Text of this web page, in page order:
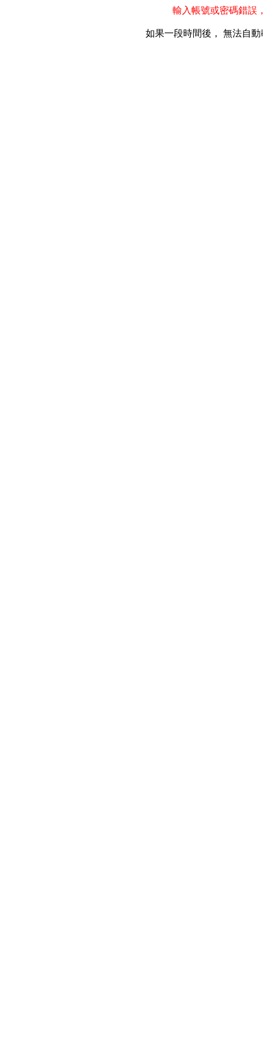
輸入帳號或密碼錯誤
如果一段時間後， 無法自